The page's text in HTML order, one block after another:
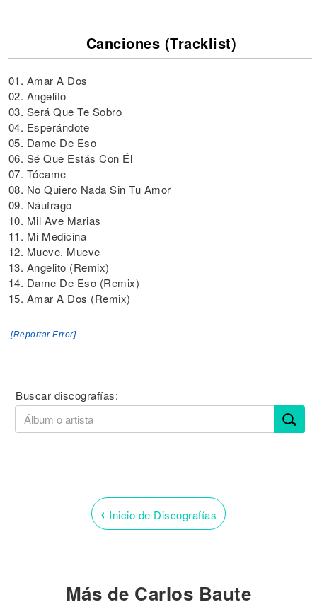
Canciones (Tracklist)
01. Amar A Dos
02. Angelito
03. Será Que Te Sobro
04. Esperándote
05. Dame De Eso
06. Sé Que Estás Con Él
07. Tócame
08. No Quiero Nada Sin Tu Amor
09. Náufrago
10. Mil Ave Marias
11. Mi Medicina
12. Mueve, Mueve
13. Angelito (Remix)
14. Dame De Eso (Remix)
15. Amar A Dos (Remix)
[Reportar Error]
Buscar discografías:
‹ Inicio de Discografías
Más de Carlos Baute